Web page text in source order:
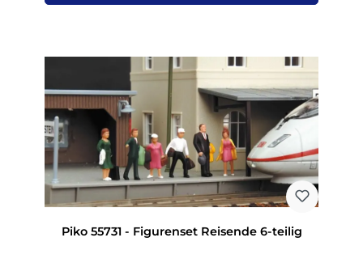
Piko 55731 - Figurenset Reisende 6-teilig